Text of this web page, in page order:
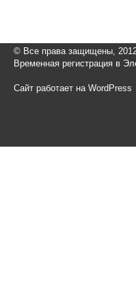
© Все права защищены,
Временная регистрация в
Сайт работает на WordPress